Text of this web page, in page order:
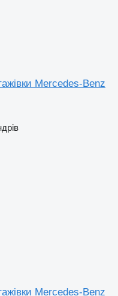
Mercedes-Benz
Mercedes-Benz